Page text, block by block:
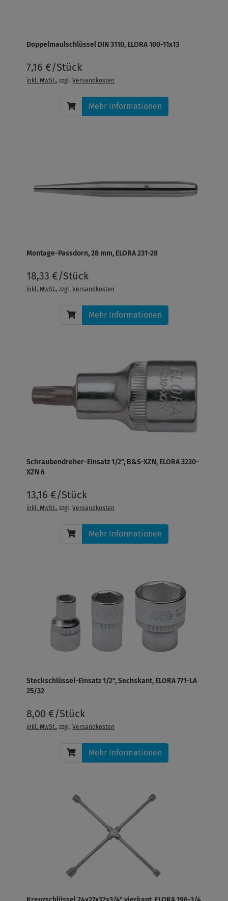
Doppelmaulschlüssel DIN 3110, ELORA 100-11x13
7,16 €/Stück
inkl. MwSt., zzgl.Versandkosten
Mehr Informationen
Montage-Passdorn, 28 mm, ELORA 231-28
18,33 €/Stück
inkl. MwSt., zzgl.Versandkosten
Mehr Informationen
Schraubendreher-Einsatz 1/2", B&S-XZN, ELORA 3230-
XZN 6
13,16 €/Stück
inkl. MwSt., zzgl.Versandkosten
Mehr Informationen
Steckschlüssel-Einsatz 1/2", Sechskant, ELORA 771-LA
25/32
8,00 €/Stück
inkl. MwSt., zzgl.Versandkosten
Mehr Informationen